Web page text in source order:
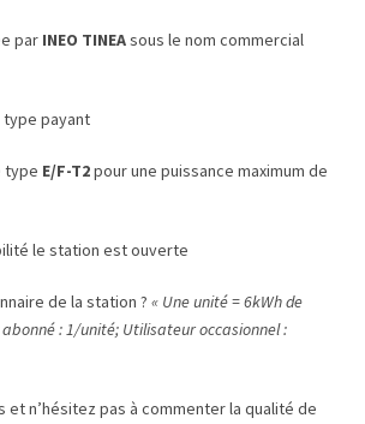
par INEO TINEAsous le nom commercial
type payant
type E/F-T2pour une puissance maximum de
le station est ouverte
de la station ? « Une unité = 6kWh de
: 1/unité; Utilisateur occasionnel :
et n’hésitez pas à commenter la qualité de